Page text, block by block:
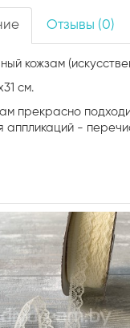
Отзывы (0)
кожзам
см.
прекрасно
аппликаций -